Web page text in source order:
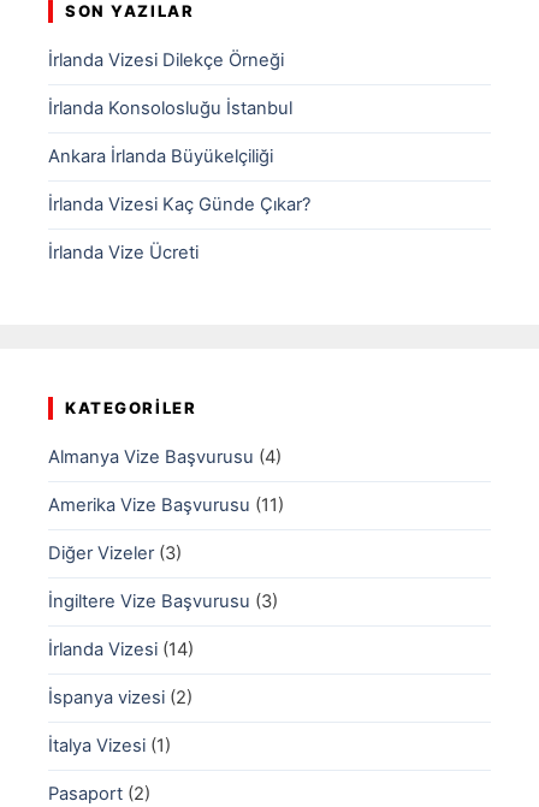
SON YAZILAR
İrlanda Vizesi Dilekçe Örneği
İrlanda Konsolosluğu İstanbul
Ankara İrlanda Büyükelçiliği
İrlanda Vizesi Kaç Günde Çıkar?
İrlanda Vize Ücreti
KATEGORILER
Almanya Vize Başvurusu (4)
Amerika Vize Başvurusu (11)
Diğer Vizeler(3)
İngiltere Vize Başvurusu (3)
İrlanda Vizesi (14)
İspanya vizesi (2)
İtalya Vizesi (1)
Pasaport (2)